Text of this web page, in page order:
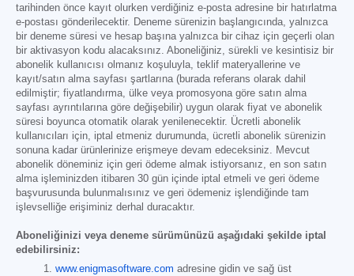
tarihinden önce kayıt olurken verdiğiniz e-posta adresine bir hatırlatma
e-postası gönderilecektir. Deneme sürenizin başlangıcında, yalnızca
bir deneme süresi ve hesap başına yalnızca bir cihaz için geçerli olan
bir aktivasyon kodu alacaksınız. Aboneliğiniz, sürekli ve kesintisiz bir
abonelik kullanıcısı olmanız koşuluyla, teklif materyallerine ve
kayıt/satın alma sayfası şartlarına (burada referans olarak dahil
edilmiştir; fiyatlandırma, ülke veya promosyona göre satın alma
sayfası ayrıntılarına göre değişebilir) uygun olarak fiyat ve abonelik
süresi boyunca otomatik olarak yenilenecektir. Ücretli abonelik
kullanıcıları için, iptal etmeniz durumunda, ücretli abonelik sürenizin
sonuna kadar ürünlerinize erişmeye devam edeceksiniz. Mevcut
abonelik döneminiz için geri ödeme almak istiyorsanız, en son satın
alma işleminizden itibaren 30 gün içinde iptal etmeli ve geri ödeme
başvurusunda bulunmalısınız ve geri ödemeniz işlendiğinde tam
işlevselliğe erişiminiz derhal duracaktır.
Aboneliğinizi veya deneme sürümünüzü aşağıdaki şekilde iptal
edebilirsiniz:
www.enigmasoftware.com adresine gidin ve sağ üst